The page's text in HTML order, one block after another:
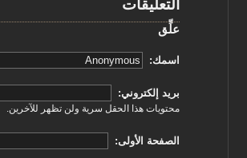
التعليقات
علِّق
‏اسمك: ‏
‏بريد إلكتروني: ‏
محتويات هذا الحقل سرية ولن تظهر للآخرين.
‏الصفحة الأولى: ‏